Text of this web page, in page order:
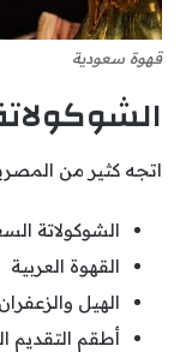
قهوة سعودية
اتجه كثير من
الشوكولاتة
القهوة العربية
الهيل والزعفران
أطقم التقديم